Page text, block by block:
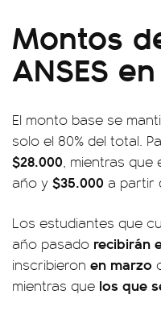
Montos
ANSES
El monto base se
solo el 80% del total.
$28.000, mientras que
año y $35.000 a partir
Los estudiantes que
año pasado recibirán
inscribieron en marzo
mientras que los que